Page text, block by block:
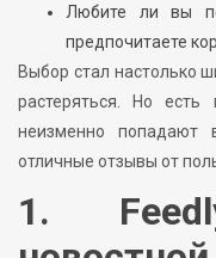
Любите ли вы
предпочитаете
Выбор стал настолько
растеряться. Но
неизменно попадают
отличные отзывы от
1.